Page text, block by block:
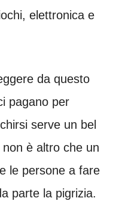
elettronica e
da questo
pagano per
serve un bel
non è altro che un
le persone a fare
parte la pigrizia.